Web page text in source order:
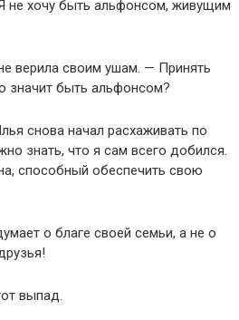
не хочу быть альфонсом, живущим
верила своим ушам. — Принять
значит быть альфонсом?
снова начал расхаживать по
знать, что я сам всего добился.
способный обеспечить свою
о благе своей семьи, а не о
выпад.